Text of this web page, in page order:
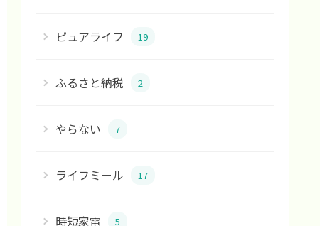
ピュアライフ 19
ふるさと納税 2
やらない 7
ライフミール 17
時短家電 5